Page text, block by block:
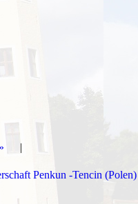
Penkun -Tencin (Polen)